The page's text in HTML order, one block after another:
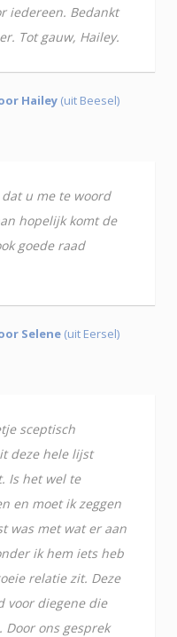
iedereen. Bedankt
Tot gauw, Hailey.
Hailey (uit Beesel)
u me te woord
hopelijk komt de
goede raad
Selene (uit Eersel)
sceptisch
deze hele lijst
Is het wel te
en moet ik zeggen
was met wat er aan
ik hem iets heb
relatie zit. Deze
voor diegene die
ons gesprek